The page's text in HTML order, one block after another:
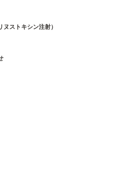
ストキシン注射）